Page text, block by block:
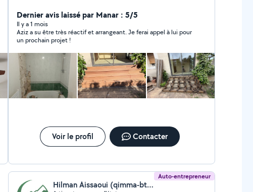
Dernier avis laissé par Manar : 5/5
Il y a 1 mois
Aziz a su être très réactif et arrangeant. Je ferai appel à lui pour
un prochain projet !
Voir le profil Contacter
Auto-entrepreneur
Hilman Aissaoui (qimma-btp)